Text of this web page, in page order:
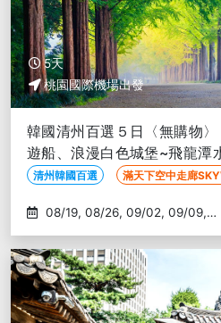
5天
桃園國際機場出發
韓國清州百選５日〈無購物
遊船、浪漫白色城堡~飛龍潭
文化遺產~安東河回村
清州韓國百選 滿天下空中走廊
09/16